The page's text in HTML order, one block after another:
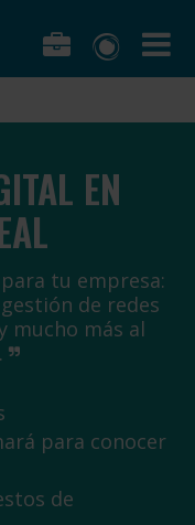
EN
tu empresa:
de redes
mucho más al
para conocer
de